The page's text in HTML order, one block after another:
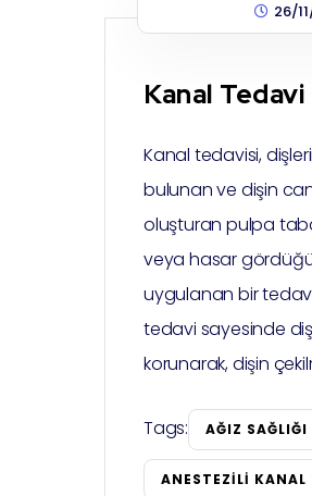
26/
Kanal Tedavi
Kanal tedavisi,
bulunan ve dişin
oluşturan pulpa
veya hasar
uygulanan bir
tedavi sayesinde
korunarak, dişin
Tags: AĞIZ SAĞLIĞI
ANESTEZILI KANAL